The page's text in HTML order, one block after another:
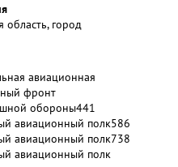
область, город
авиационная
фронт
обороны441
авиационный полк586
авиационный полк738
авиационный полк